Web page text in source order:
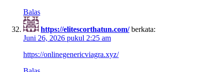
Balas
https://elitescorthatun.com/ berkata:
Juni 26, 2026 pukul 2:25 am
https://onlinegenericviagra.xyz/